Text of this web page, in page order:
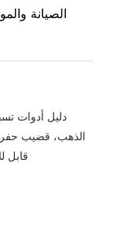
الصيانة